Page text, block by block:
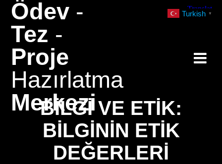
Ödev -
Tez -
Proje
Hazırlatma
Merkezi
BILGI VE ETIK:
BILGININ ETIK
DEĞERLERI
Turkish ▼